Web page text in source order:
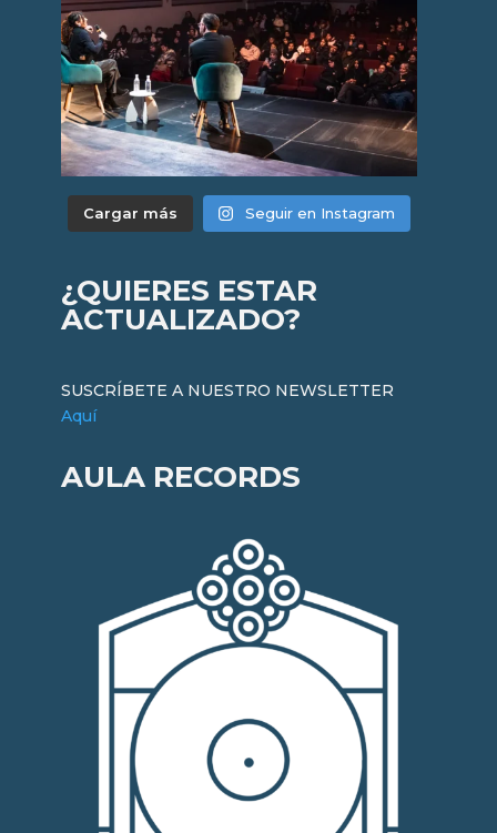
Cargar más Seguir en Instagram
¿QUIERES ESTAR
ACTUALIZADO?
SUSCRÍBETE A NUESTRO NEWSLETTER
Aquí
AULA RECORDS